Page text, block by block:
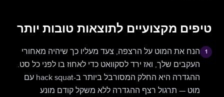
טיפים מקצועיים לתוצאות טובות יותר
1
הנח את המוט על הרצפה, צעד מעליו כך שיהיה מאחורי
העקבים שלך, ואז ירד לסקוואט כדי לאחוז בו לפני כל סט.
ההגדרה היא החלק המסורבל ביותר ב-hack squat עם
מוט — תרגול רצף ההגדרה ללא משקל קודם מונע